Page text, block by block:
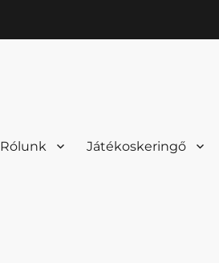
Rólunk Játékoskeringő